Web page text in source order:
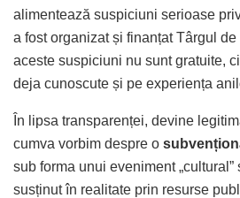
alimentează suspiciuni serioase
a fost organizat și finanțat Târgul
aceste suspiciuni nu sunt gratuite,
deja cunoscute și pe experiența
În lipsa transparenței, devine
cumva vorbim despre o
sub forma unui eveniment „cultural”
susținut în realitate prin resurse